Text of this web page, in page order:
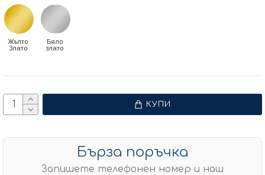
Жълто
Злато
Бяло
злато
КУПИ
Бърза поръчка
Запишете телефонен номер и наш